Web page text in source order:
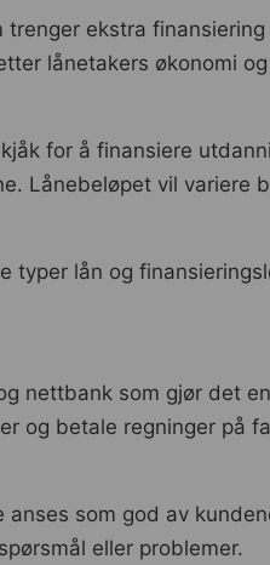
ekstra
lånetakers økonomi
for å finansiere
Lånebeløpet vil variere
lån og
nettbank som gjør det
og betale regninger på
som god av
eller problemer.